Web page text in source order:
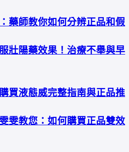
藥師教你如何分辨正品和假
壯陽藥效果！治療不舉與早
買液態威完整指南與正品推
雯教您：如何購買正品雙效